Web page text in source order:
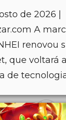
de 2026 |
A
renovou
que voltará
de